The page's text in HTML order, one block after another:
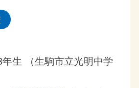
生 （生駒市立光明中学